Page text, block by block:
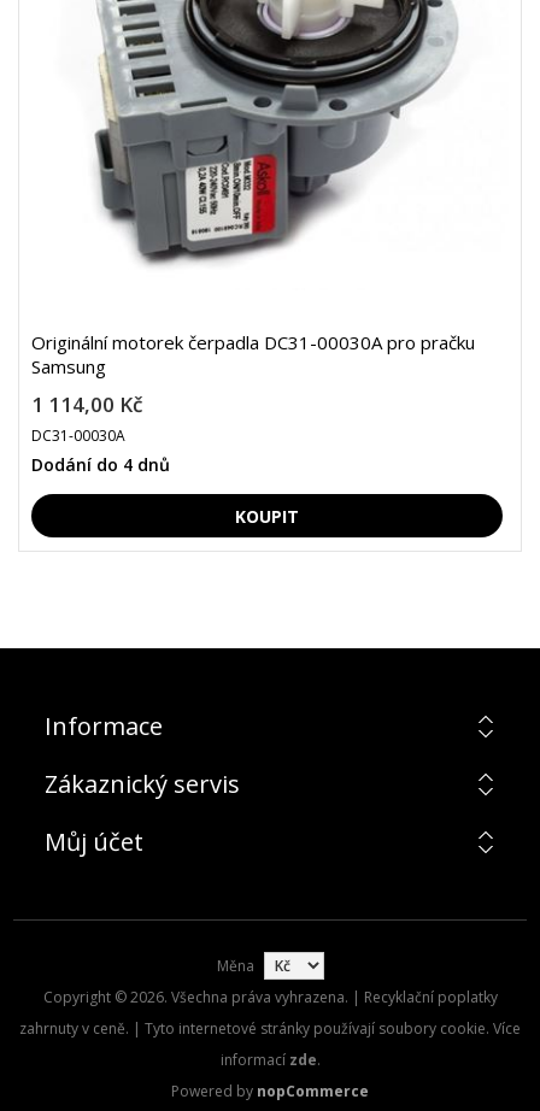
Originální motorek čerpadla DC31-00030A pro pračku
Samsung
1 114,00 Kč
DC31-00030A
Dodání do 4 dnů
Informace
Zákaznický servis
Můj účet
Měna
Copyright © 2026. Všechna práva vyhrazena. | Recyklační poplatky
zahrnuty v ceně. | Tyto internetové stránky používají soubory cookie. Více
informací zde.
Powered by nopCommerce